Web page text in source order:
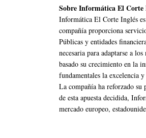
Sobre Informática El Corte
Informática El Corte Inglés
compañía proporciona
Públicas y entidades
necesaria para adaptarse a
basado su crecimiento en la
fundamentales la excelencia
La compañía ha reforzado su
de esta apuesta decidida,
mercado europeo,